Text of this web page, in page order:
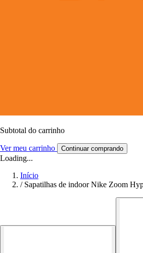
Subtotal do carrinho
Ver meu carrinho Continuar comprando
Loading...
Início
/ Sapatilhas de indoor Nike Zoom